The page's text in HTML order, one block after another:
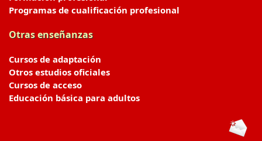
Programas de cualificación profesional
Otras enseñanzas
Cursos de adaptación
Otros estudios oficiales
Cursos de acceso
Educación básica para adultos